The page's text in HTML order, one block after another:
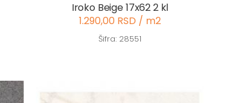
Iroko Beige 17x62 2 kl
1.290,00 RSD / m2
Šifra: 28551